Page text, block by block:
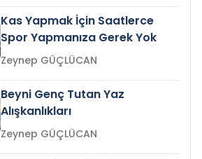
Kas Yapmak İçin Saatlerce
Spor Yapmanıza Gerek Yok
Zeynep GÜÇLÜCAN
Beyni Genç Tutan Yaz
Alışkanlıkları
Zeynep GÜÇLÜCAN